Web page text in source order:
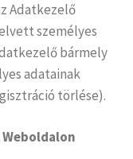
Adatkezelő
személyes
bármely
adatainak
törlése).